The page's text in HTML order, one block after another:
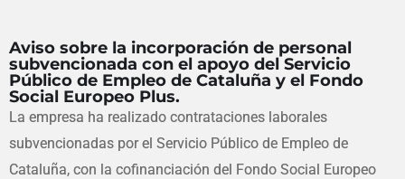
Aviso sobre la incorporación de personal
subvencionada con el apoyo del Servicio
Público de Empleo de Cataluña y el Fondo
Social Europeo Plus.
La empresa ha realizado contrataciones laborales
subvencionadas por el Servicio Público de Empleo de
Cataluña, con la cofinanciación del Fondo Social Europeo